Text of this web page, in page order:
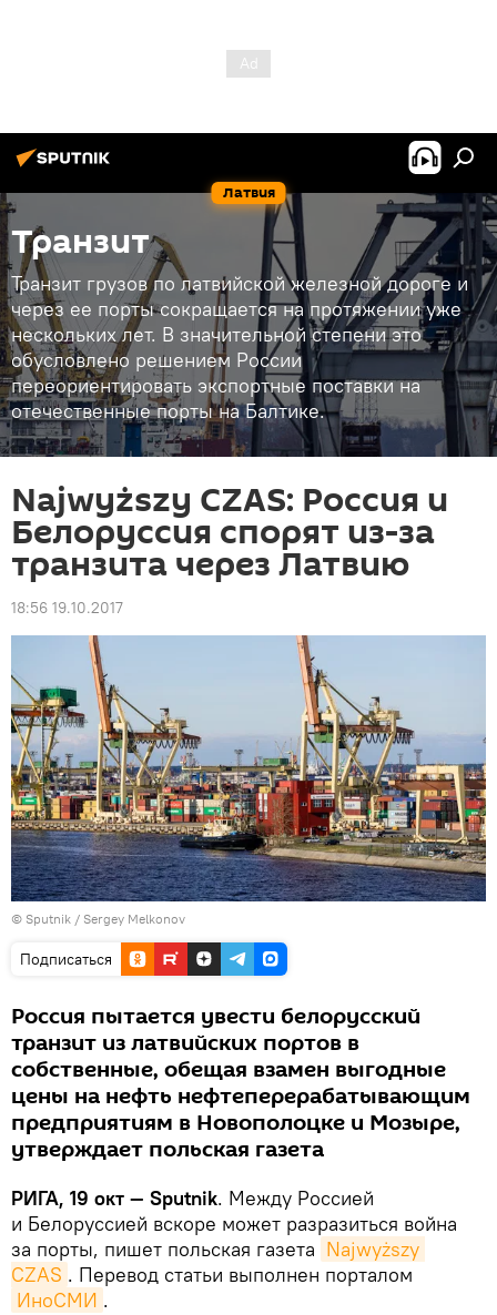
Латвия
Транзит
Транзит грузов по латвийской железной дороге и
через ее порты сокращается на протяжении уже
нескольких лет. В значительной степени это
обусловлено решением России
переориентировать экспортные поставки на
отечественные порты на Балтике.
Najwyższy CZAS: Россия и
Белоруссия спорят из-за
транзита через Латвию
18:56 19.10.2017
© Sputnik / Sergey Melkonov
Подписаться
Россия пытается увести белорусский
транзит из латвийских портов в
собственные, обещая взамен выгодные
цены на нефть нефтеперерабатывающим
предприятиям в Новополоцке и Мозыре,
утверждает польская газета
РИГА, 19 окт — Sputnik. Между Россией
и Белоруссией вскоре может разразиться война
за порты, пишет польская газета Najwyższy
CZAS . Перевод статьи выполнен порталом
ИноСМИ .